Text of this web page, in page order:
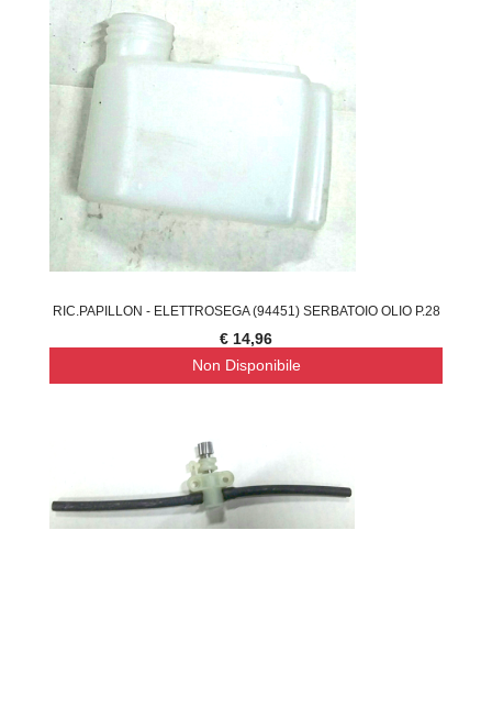
RIC.PAPILLON - ELETTROSEGA (94451) SERBATOIO OLIO P.28
€ 14,96
Non Disponibile